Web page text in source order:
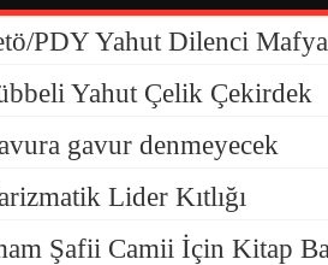
PDY Yahut Dilenci
Yahut Çelik Çekirdek
gavur denmeyecek
Lider Kıtlığı
Şafii Camii İçin Kitap